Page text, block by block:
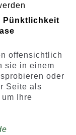
Pünktlichkeit
offensichtlich
sie in einem
oder
Seite als
Ihre